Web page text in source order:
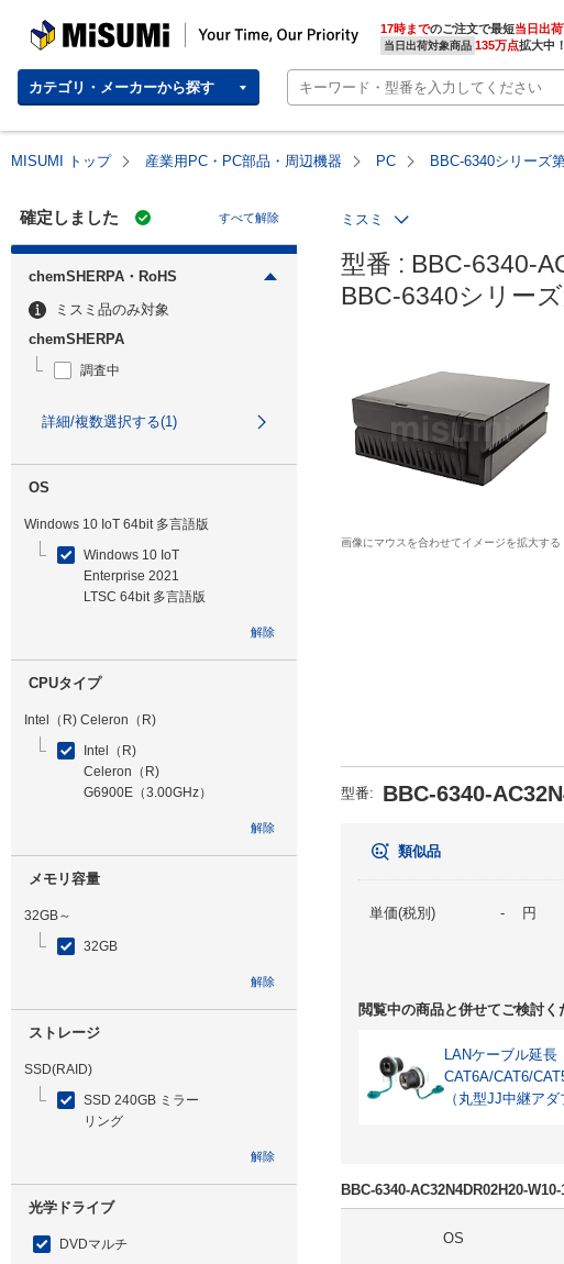
MISUMI | Your Time, Our Priority 17時までのご注文で最短当日出荷
当日出荷対象商品 135万点拡大中！
カテゴリ・メーカーから探す
MISUMI トップ 産業用PC・PC部品・周辺機器 PC BBC-6340シリーズ
確定しました すべて解除
chemSHERPA・RoHS
ミスミ品のみ対象
chemSHERPA
調査中
詳細/複数選択する(1)
OS
Windows 10 IoT 64bit 多言語版
Windows 10 IoT
Enterprise 2021
LTSC 64bit 多言語版
解除
CPUタイプ
Intel（R) Celeron（R)
Intel（R)
Celeron（R)
G6900E（3.00GHz）
解除
メモリ容量
32GB～
32GB
解除
ストレージ
SSD(RAID)
SSD 240GB ミラー
リング
解除
光学ドライブ
DVDマルチ
ミスミ
型番 : BBC-6340-
BBC-6340シリー
画像にマウスを合わせてイメージを拡大する
型番: BBC-6340-
類似品
単価(税別) - 円
閲覧中の商品と併せてご検討く
LANケーブル延
CAT6A/CAT6/
（丸型JJ中継アダ
BBC-6340-AC32N4DR02H20-
OS